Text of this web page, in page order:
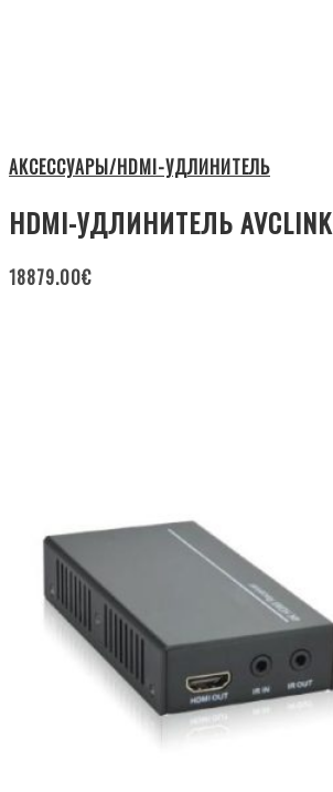
АКСЕССУАРЫ/HDMI-УДЛИНИТЕЛЬ
HDMI-УДЛИНИТЕЛЬ AVCLINK
18879.00€